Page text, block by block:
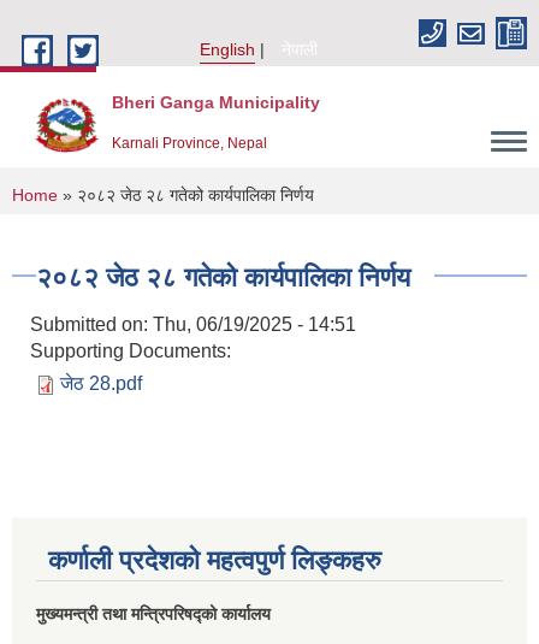
English
नेपाली
Bheri Ganga Municipality
Karnali Province, Nepal
You are here
Home » २०८२ जेठ २८ गतेको कार्यपालिका निर्णय
२०८२ जेठ २८ गतेको कार्यपालिका निर्णय
Submitted on: Thu, 06/19/2025 - 14:51
Supporting Documents:
जेठ 28.pdf
कर्णाली प्रदेशको महत्वपुर्ण लिङ्कहरु
मुख्यमन्त्री तथा मन्त्रिपरिषद्को कार्यालय